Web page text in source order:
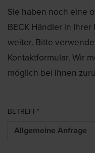
Sie haben noch eine
BECK Händler in
weiter. Bitte
Kontaktformular. Wir
möglich bei Ihnen
BETREFF